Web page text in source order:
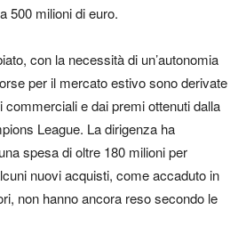
500 milioni di euro.
con la necessità di un’autonomia
per il mercato estivo sono derivate
e dai premi ottenuti dalla
League. La dirigenza ha
spesa di oltre 180 milioni per
nuovi acquisti, come accaduto in
non hanno ancora reso secondo le